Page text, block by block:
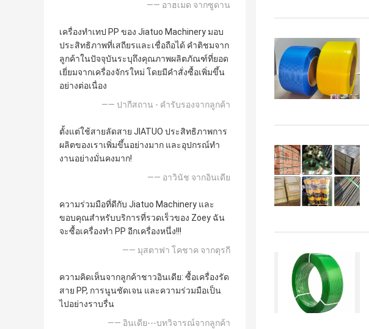
—— อาฮเมด จากซูดาน
เครื่องทำเทป PP ของ Jiatuo Machinery มอบ
ประสิทธิภาพที่เสถียรและเชื่อถือได้ คำติชมจาก
ลูกค้าในปัจจุบันระบุถึงคุณภาพผลิตภัณฑ์ที่ยอด
เยี่ยมจากเครื่องจักรใหม่ โดยมีคำสั่งซื้อเพิ่มขึ้น
อย่างต่อเนื่อง
—— ปากีสถาน - คำรับรองจากลูกค้า
ตั้งแต่ใช้สายลัดสาย JIATUO ประสิทธิภาพการ
ผลิตของเราเพิ่มขึ้นอย่างมาก และอุปกรณ์ทํา
งานอย่างมั่นคงมาก!
—— อาวินัช จากอินเดีย
ความร่วมมือที่ดีกับ Jiatuo Machinery และ
ขอบคุณสําหรับบริการที่รวดเร็วของ Zoey ฉัน
จะซื้อเครื่องทํา PP อีกเครื่องหนึ่ง!!!
—— มุสตาฟา โคชาค จากตุรกี
ความคิดเห็นจากลูกค้าชาวอินเดีย: ซื้อเครื่องรัด
สาย PP, การนูนชัดเจน และความร่วมมือเป็น
ไปอย่างราบรื่น
—— อินเดีย---บทวิจารณ์จากลูกค้า